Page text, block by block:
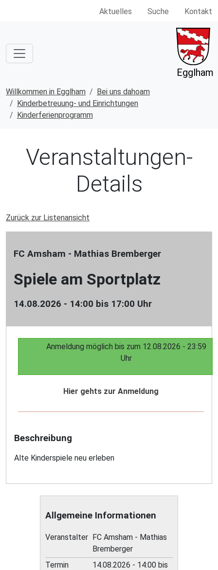
Aktuelles Suche Kontakt
Egglham
Willkommen in Egglham
Bei uns dahoam
Kinderbetreuung- und Einrichtungen
Kinderferienprogramm
Veranstaltungen-
Details
Zurück zur Listenansicht
FC Amsham - Mathias Bremberger
Spiele am Sportplatz
14.08.2026 - 14:00 bis 17:00 Uhr
Anmeldung möglich bis zum 12.08.2026 - 23:59
Uhr
Hier gehts zur Anmeldung
Beschreibung
Alte Kinderspiele neu erleben
Allgemeine Informationen
Veranstalter FC Amsham - Mathias
Bremberger
Termin
14.08.2026 - 14:00 bis